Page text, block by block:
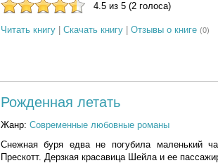
4.5 из 5 (2 голоса)
Читать книгу| Скачать книгу| Отзывы о книге (0)
Рожденная летать
Жанр: Современные любовные романы
Снежная буря едва не погубила маленький
Прескотт. Дерзкая красавица Шейла и ее